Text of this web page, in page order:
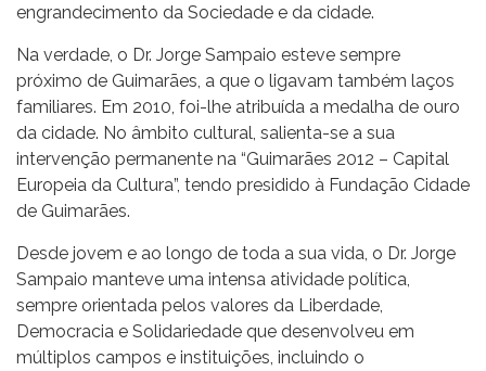
engrandecimento da Sociedade e da cidade.
Na verdade, o Dr. Jorge Sampaio esteve sempre
próximo de Guimarães, a que o ligavam também laços
familiares. Em 2010, foi-lhe atribuída a medalha de ouro
da cidade. No âmbito cultural, salienta-se a sua
intervenção permanente na “Guimarães 2012 – Capital
Europeia da Cultura”, tendo presidido à Fundação Cidade
de Guimarães.
Desde jovem e ao longo de toda a sua vida, o Dr. Jorge
Sampaio manteve uma intensa atividade política,
sempre orientada pelos valores da Liberdade,
Democracia e Solidariedade que desenvolveu em
múltiplos campos e instituições, incluindo o